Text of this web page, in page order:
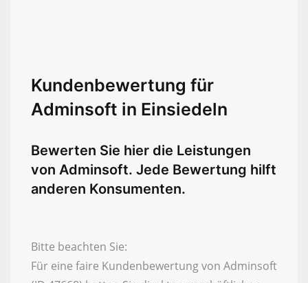
Kundenbewertung für
Adminsoft in Einsiedeln
Bewerten Sie hier die Leistungen
von Adminsoft. Jede Bewertung hilft
anderen Konsumenten.
Bitte beachten Sie:
Für eine faire Kundenbewertung von Adminsoft